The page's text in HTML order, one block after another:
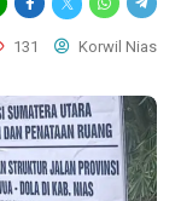
131 Korwil Nias